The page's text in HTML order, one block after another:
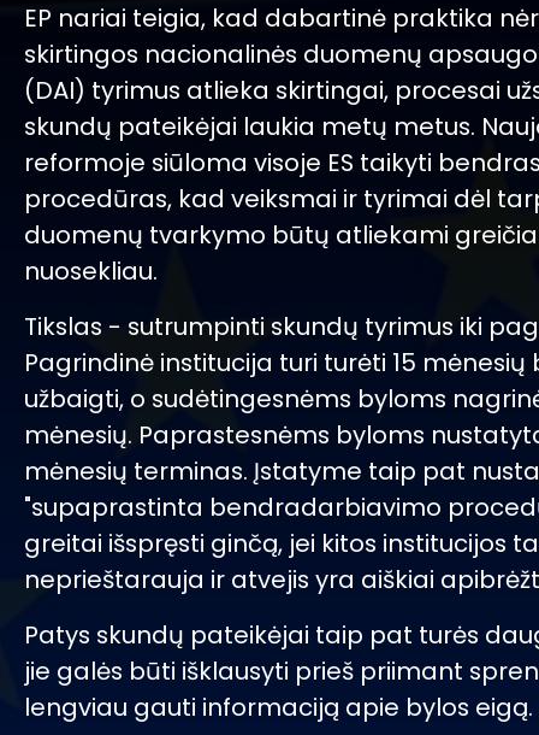
EP nariai teigia, kad dabartinė praktika
skirtingos nacionalinės duomenų
(DAI) tyrimus atlieka skirtingai, procesai
skundų pateikėjai laukia metų metus.
reformoje siūloma visoje ES taikyti
procedūras, kad veiksmai ir tyrimai dėl
duomenų tvarkymo būtų atliekami
nuosekliau.
Tikslas - sutrumpinti skundų tyrimus iki
Pagrindinė institucija turi turėti 15 mėnesių
užbaigti, o sudėtingesnėms byloms
mėnesių. Paprastesnėms byloms
mėnesių terminas. Įstatyme taip pat
"supaprastinta bendradarbiavimo
greitai išspręsti ginčą, jei kitos institucijos
neprieštarauja ir atvejis yra aiškiai
Patys skundų pateikėjai taip pat turės
jie galės būti išklausyti prieš priimant
lengviau gauti informaciją apie bylos eigą.